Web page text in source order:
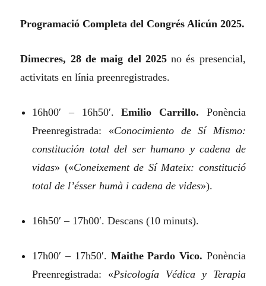
Programació Completa del Congrés Alicún 2025.
Dimecres, 28 de maig del 2025no és presencial,
activitats en línia preenregistrades.
16h00′ – 16h50′.Emilio Carrillo. Ponència
Preenregistrada: «Conocimiento de Sí Mismo:
constitución total del ser humano y cadena de
vidas» («Coneixement de Sí Mateix: constitució
total de l’ésser humà i cadena de vides»).
16h50′ – 17h00′. Descans (10 minuts).
17h00′ – 17h50′. Maithe Pardo Vico. Ponència
Preenregistrada: «Psicología Védica y Terapia